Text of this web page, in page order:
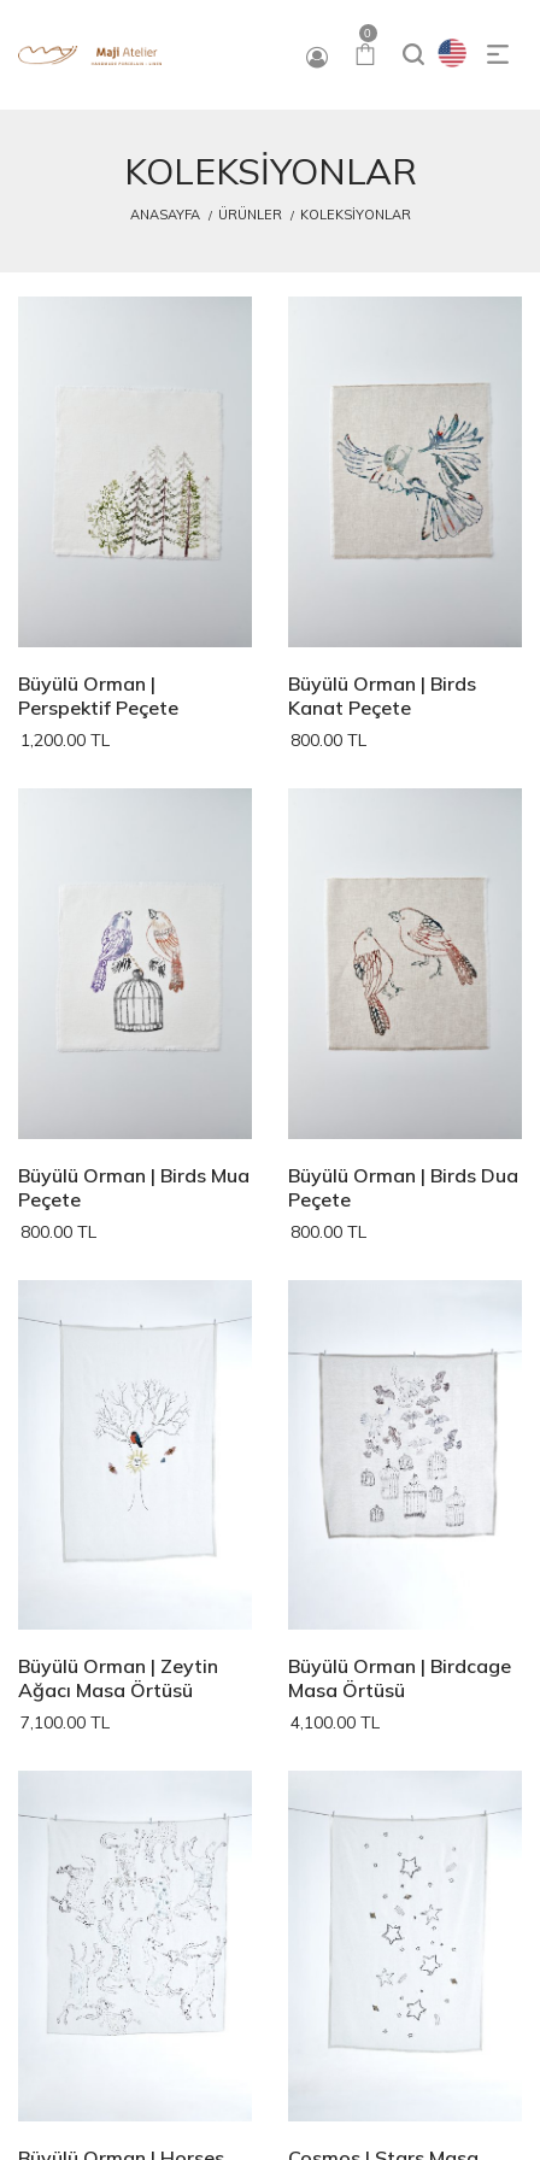
0
KOLEKSİYONLAR
ANASAYFA ÜRÜNLER KOLEKSİYONLAR
Büyülü Orman |
Perspektif Peçete
1,200.00 TL
Büyülü Orman | Birds
Kanat Peçete
800.00 TL
Büyülü Orman | Birds Mua
Peçete
800.00 TL
Büyülü Orman | Birds Dua
Peçete
800.00 TL
Büyülü Orman | Zeytin
Ağacı Masa Örtüsü
7,100.00 TL
Büyülü Orman | Birdcage
Masa Örtüsü
4,100.00 TL